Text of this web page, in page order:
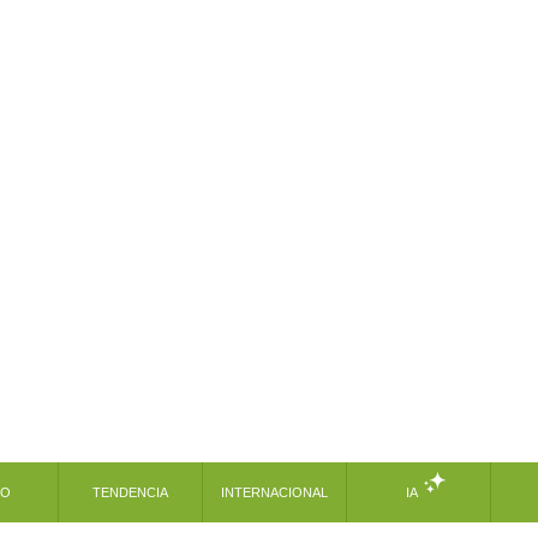
TENDENCIA INTERNACIONAL IA